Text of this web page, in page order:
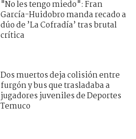
"No les tengo miedo": Fran
García-Huidobro manda recado a
dúo de ’La Cofradía’ tras brutal
crítica
Dos muertos deja colisión entre
furgón y bus que trasladaba a
jugadores juveniles de Deportes
Temuco